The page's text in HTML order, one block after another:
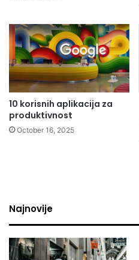
10 korisnih aplikacija za
produktivnost
October 16, 2025
Najnovije